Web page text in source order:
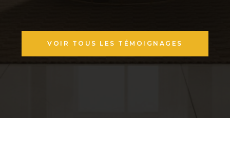
VOIR TOUS LES TÉMOIGNAGES